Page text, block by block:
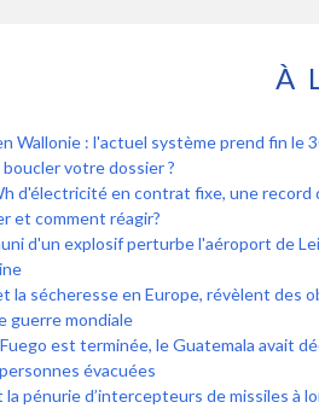
À
Wallonie : l'actuel système prend fin le
votre dossier ?
d'électricité en contrat fixe, une record
et comment réagir?
d'un explosif perturbe l'aéroport de
la sécheresse en Europe, révèlent des
guerre mondiale
est terminée, le Guatemala avait
évacuées
la pénurie d’intercepteurs de missiles à